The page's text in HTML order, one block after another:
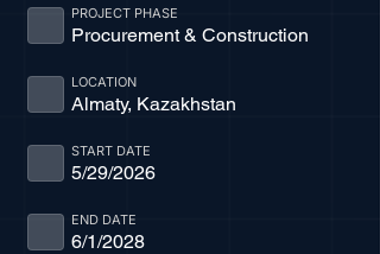
Procurement & Construction
PROJECT PHASE
Almaty, Kazakhstan
LOCATION
5/29/2026
START DATE
6/1/2028
END DATE